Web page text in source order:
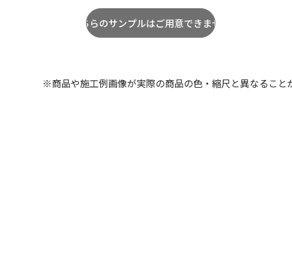
※商品や施工例画像が実際の商品の色・縮尺と異なること